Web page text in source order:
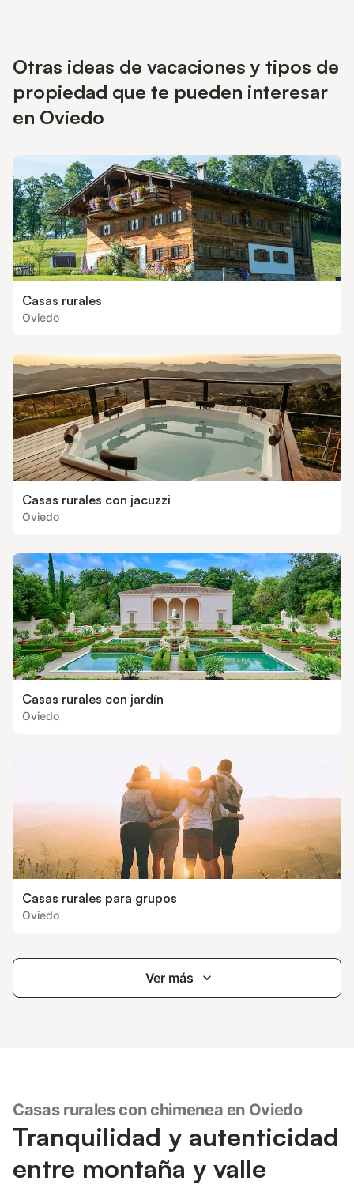
Otras ideas de vacaciones y tipos de
propiedad que te pueden interesar
en Oviedo
Casas rurales
Oviedo
Casas rurales con jacuzzi
Oviedo
Casas rurales con jardín
Oviedo
Casas rurales para grupos
Oviedo
Ver más
Casas rurales con chimenea en Oviedo
Tranquilidad y autenticidad
entre montaña y valle